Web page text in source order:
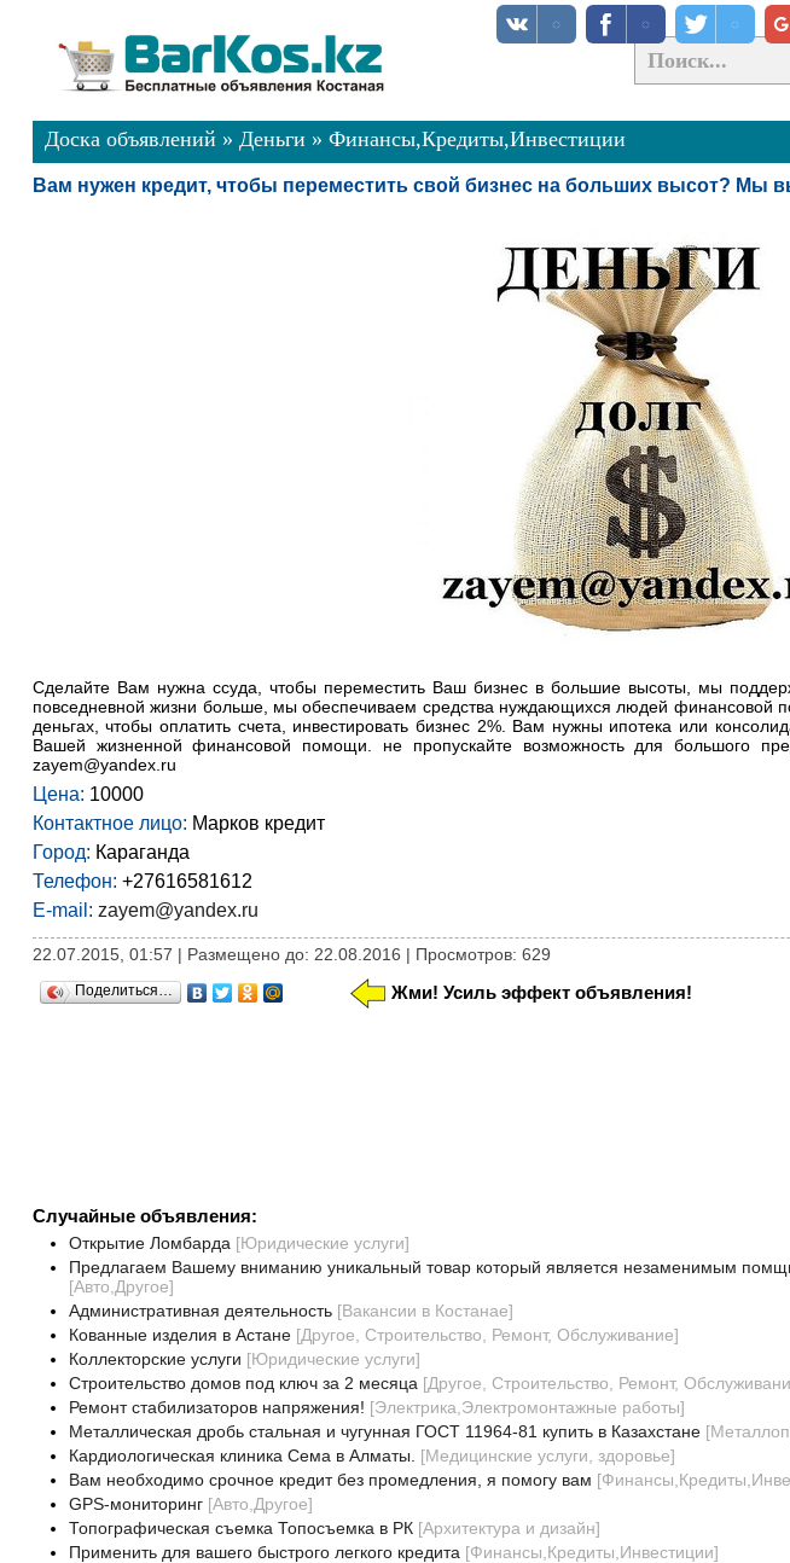
Доска объявлений » Деньги » Финансы,Кредиты,Инвестиции
Вам нужен кредит, чтобы переместить свой бизнес на больших высот? Мы
Сделайте Вам нужна ссуда, чтобы переместить Ваш бизнес в большие высоты, мы
повседневной жизни больше, мы обеспечиваем средства нуждающихся людей финансовой
деньгах, чтобы оплатить счета, инвестировать бизнес 2%. Вам нужны ипотека или
Вашей жизненной финансовой помощи. не пропускайте возможность для большого
zayem@yandex.ru
Цена: 10000
Контактное лицо: Марков кредит
Город: Караганда
Телефон: +27616581612
E-mail: zayem@yandex.ru
22.07.2015, 01:57 | Размещено до: 22.08.2016 | Просмотров: 629
Поделиться… Жми! Усиль эффект объявления!
Случайные объявления:
Открытие Ломбарда [Юридические услуги]
Предлагаем Вашему вниманию уникальный товар который является незаменимым
[Авто,Другое]
Административная деятельность [Вакансии в Костанае]
Кованные изделия в Астане [Другое, Строительство, Ремонт, Обслуживание]
Коллекторские услуги [Юридические услуги]
Строительство домов под ключ за 2 месяца [Другое, Строительство, Ремонт,
Ремонт стабилизаторов напряжения! [Электрика,Электромонтажные работы]
Металлическая дробь стальная и чугунная ГОСТ 11964-81 купить в Казахстане [
Кардиологическая клиника Сема в Алматы.
[Медицинские услуги, здоровье]
Вам необходимо срочное кредит без промедления, я помогу вам [
GPS-мониторинг [Авто,Другое]
Топографическая съемка Топосъемка в РК [Архитектура и дизайн]
Применить для вашего быстрого легкого кредита [Финансы,Кредиты,Инвестиции]